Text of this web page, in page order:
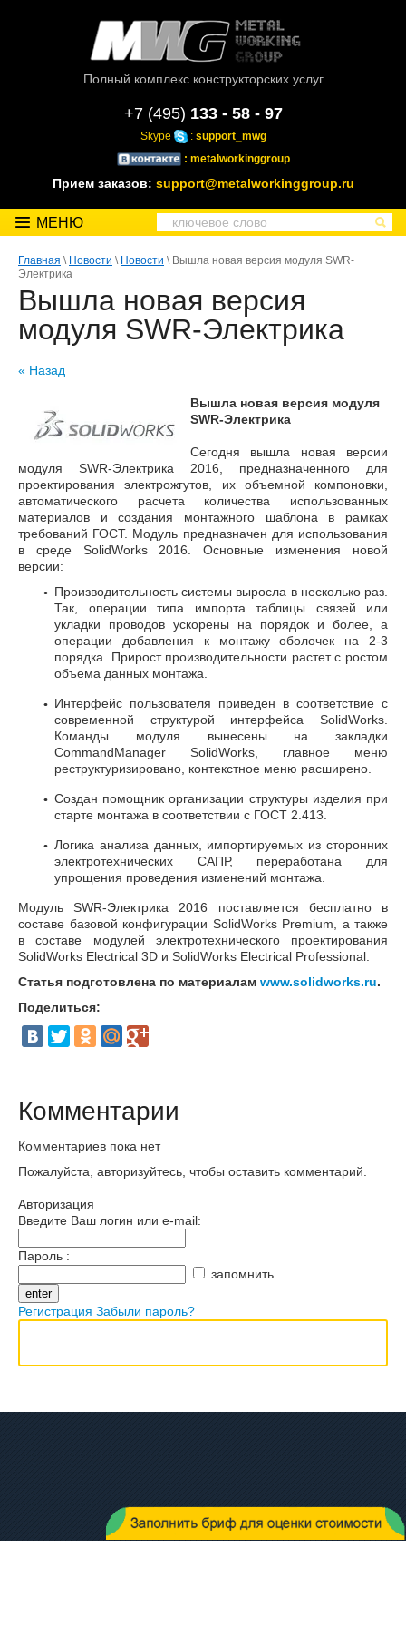
Полный комплекс конструкторских услуг
+7 (495) 133 - 58 - 97
Skype : support_mwg
: metalworkinggroup
Прием заказов: support@metalworkinggroup.ru
МЕНЮ
Главная \ Новости \ Новости \ Вышла новая версия модуля SWR-
Электрика
Вышла новая версия
модуля SWR-Электрика
« Назад
Вышла новая версия модуля
SWR-Электрика
Сегодня вышла новая версии
модуля SWR-Электрика 2016, предназначенного для
проектирования электрожгутов, их объемной компоновки,
автоматического расчета количества использованных
материалов и создания монтажного шаблона в рамках
требований ГОСТ. Модуль предназначен для использования
в среде SolidWorks 2016. Основные изменения новой
версии:
Производительность системы выросла в несколько раз.
Так, операции типа импорта таблицы связей или
укладки проводов ускорены на порядок и более, а
операции добавления к монтажу оболочек на 2-3
порядка. Прирост производительности растет с ростом
объема данных монтажа.
Интерфейс пользователя приведен в соответствие с
современной структурой интерфейса SolidWorks.
Команды модуля вынесены на закладки
CommandManager SolidWorks, главное меню
реструктуризировано, контекстное меню расширено.
Создан помощник организации структуры изделия при
старте монтажа в соответствии с ГОСТ 2.413.
Логика анализа данных, импортируемых из сторонних
электротехнических САПР, переработана для
упрощения проведения изменений монтажа.
Модуль SWR-Электрика 2016 поставляется бесплатно в
составе базовой конфигурации SolidWorks Premium, а также
в составе модулей электротехнического проектирования
SolidWorks Electrical 3D и SolidWorks Electrical Professional.
Статья подготовлена по материалам www.solidworks.ru.
Поделиться:
Комментарии
Комментариев пока нет
Пожалуйста, авторизуйтесь, чтобы оставить комментарий.
Авторизация
Введите Ваш логин или e-mail:
Пароль :
запомнить
Регистрация Забыли пароль?